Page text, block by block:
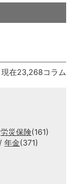
現在23,268コラム
労災保険(161)
年金(371)